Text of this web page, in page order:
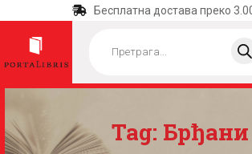
Бесплатна достава преко
search
Tag: Брђани
ПОЧЕТНА